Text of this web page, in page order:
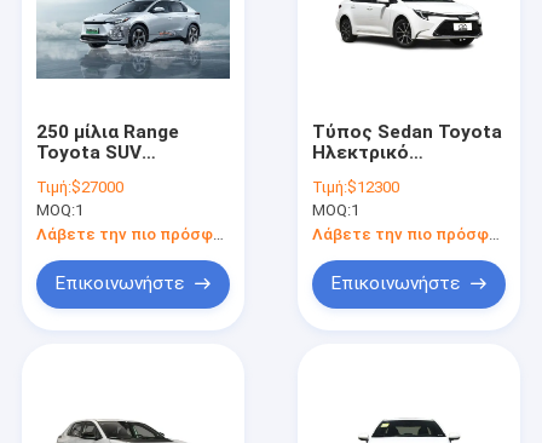
250 μίλια Range
Toyota SUV
αυτοκίνητο 5
θέσεων Pure Electric
Toyota Bz 4X
αυτοκίνητο
Τιμή:$27000
MOQ:1
Λάβετε την πιο πρόσφατη τιμή
Επικοινωνήστε
Τύπος Sedan Toyota
Ηλεκτρικό
1.8L 98HP L4
Υβριδικός κινητήρας
Τιμή:$12300
MOQ:1
Επικοινωνήστε